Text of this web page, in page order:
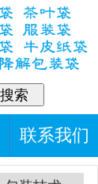
联系我们